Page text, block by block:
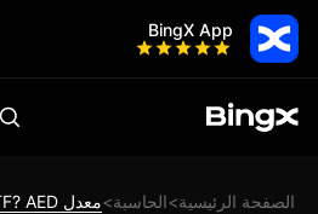
BingX App
الصفحة الرئيسية>الحاسبة>معدل WTF? AED